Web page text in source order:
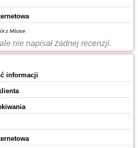
z Mścice
nie napisał żadnej recenzji.
informacji